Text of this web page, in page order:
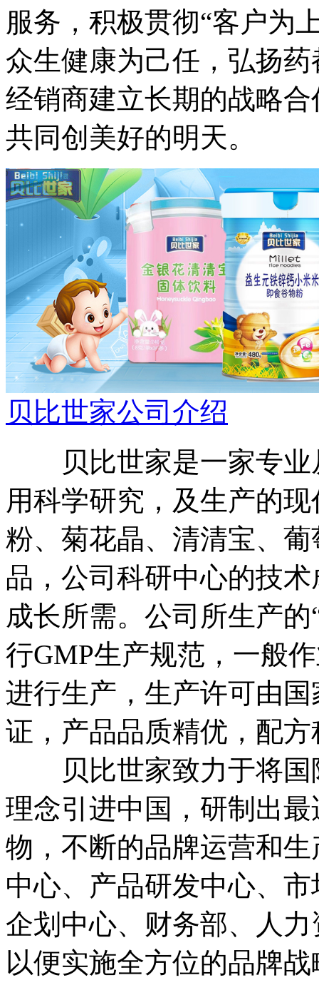
服务，积极贯彻“客户为
众生健康为己任，弘扬
经销商建立长期的战略
共同创美好的明天。
贝比世家公司介绍
贝比世家是一家专业
用科学研究，及生产的
粉、菊花晶、清清宝、
品，公司科研中心的技
成长所需。公司所生产
行GMP生产规范，一般
进行生产，生产许可由
证，产品品质精优，配
贝比世家致力于将国
理念引进中国，研制出
物，不断的品牌运营和
中心、产品研发中心、
企划中心、财务部、人
以便实施全方位的品牌